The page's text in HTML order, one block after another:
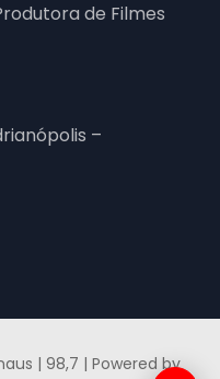
de Filmes
–
| 98,7 | Powered by